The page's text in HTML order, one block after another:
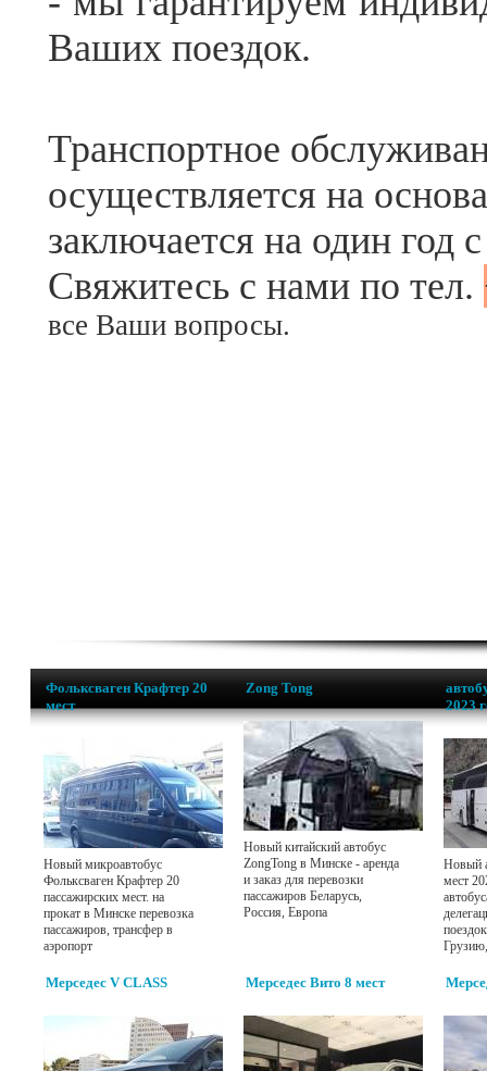
Ваших поездок.
Транспортное
осуществляется на
заключается на один год
Свяжитесь с нами по тел.
все Ваши вопросы.
Фольксваген Крафтер 20
мест
Новый микроавтобус
Фольксваген Крафтер 20
пассажирских мест. на
прокат в Минске перевозка
пассажиров, трансфер в
аэропорт
Zong Tong
Новый китайский автобус
ZongTong в Минске - аренда
и заказ для перевозки
пассажиров Беларусь,
Россия, Европа
2023
Новый
мест
Мерседес V CLASS Мерседес Вито 8 мест